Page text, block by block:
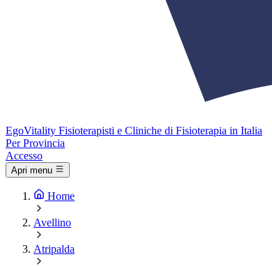
EgoVitality Fisioterapisti e Cliniche di Fisioterapia in Italia
Per Provincia
Accesso
Apri menu
Home
Avellino
Atripalda